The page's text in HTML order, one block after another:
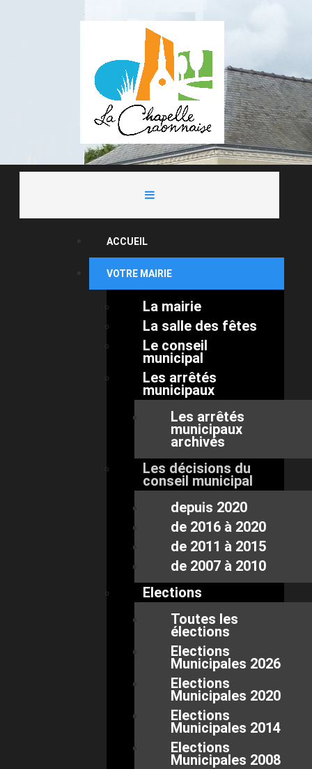
ACCUEIL
VOTRE MAIRIE
La mairie
La salle des fêtes
Le conseil
municipal
Les arrêtés
municipaux
Les arrêtés
municipaux
archivés
Les décisions du
conseil municipal
depuis 2020
de 2016 à 2020
de 2011 à 2015
de 2007 à 2010
Elections
Toutes les
élections
Elections
Municipales 2026
Elections
Municipales 2020
Elections
Municipales 2014
Elections
Municipales 2008